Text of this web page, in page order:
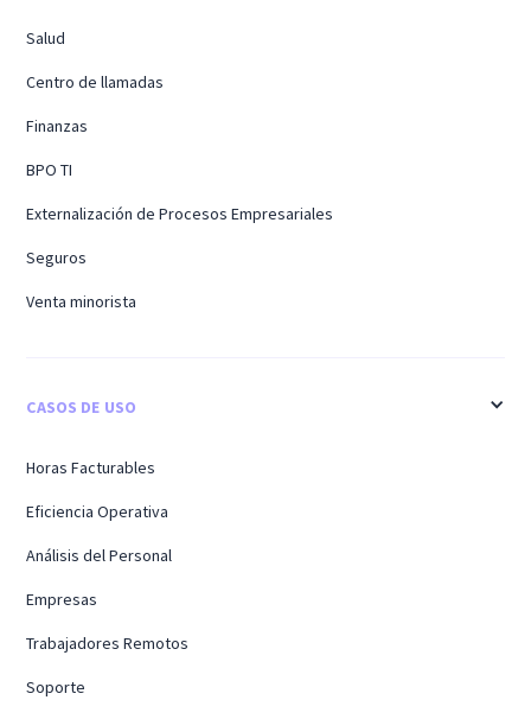
Salud
Centro de llamadas
Finanzas
BPO TI
Externalización de Procesos Empresariales
Seguros
Venta minorista
CASOS DE USO
Horas Facturables
Eficiencia Operativa
Análisis del Personal
Empresas
Trabajadores Remotos
Soporte